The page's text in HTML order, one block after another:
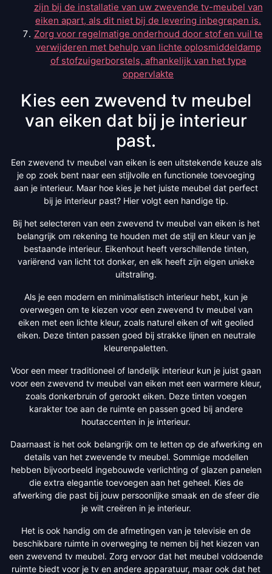
zijn bij de installatie van uw zwevende tv-meubel van
eiken apart, als dit niet bij de levering inbegrepen is.
Zorg voor regelmatige onderhoud door stof en vuil te
verwijderen met behulp van lichte oplosmiddeldamp
of stofzuigerborstels, afhankelijk van het type
oppervlakte
Kies een zwevend tv meubel
van eiken dat bij je interieur
past.
Een zwevend tv meubel van eiken is een uitstekende keuze als
je op zoek bent naar een stijlvolle en functionele toevoeging
aan je interieur. Maar hoe kies je het juiste meubel dat perfect
bij je interieur past? Hier volgt een handige tip.
Bij het selecteren van een zwevend tv meubel van eiken is het
belangrijk om rekening te houden met de stijl en kleur van je
bestaande interieur. Eikenhout heeft verschillende tinten,
variërend van licht tot donker, en elk heeft zijn eigen unieke
uitstraling.
Als je een modern en minimalistisch interieur hebt, kun je
overwegen om te kiezen voor een zwevend tv meubel van
eiken met een lichte kleur, zoals naturel eiken of wit geolied
eiken. Deze tinten passen goed bij strakke lijnen en neutrale
kleurenpaletten.
Voor een meer traditioneel of landelijk interieur kun je juist gaan
voor een zwevend tv meubel van eiken met een warmere kleur,
zoals donkerbruin of gerookt eiken. Deze tinten voegen
karakter toe aan de ruimte en passen goed bij andere
houtaccenten in je interieur.
Daarnaast is het ook belangrijk om te letten op de afwerking en
details van het zwevende tv meubel. Sommige modellen
hebben bijvoorbeeld ingebouwde verlichting of glazen panelen
die extra elegantie toevoegen aan het geheel. Kies de
afwerking die past bij jouw persoonlijke smaak en de sfeer die
je wilt creëren in je interieur.
Het is ook handig om de afmetingen van je televisie en de
beschikbare ruimte in overweging te nemen bij het kiezen van
een zwevend tv meubel. Zorg ervoor dat het meubel voldoende
ruimte biedt voor je tv en andere apparatuur, maar ook dat het